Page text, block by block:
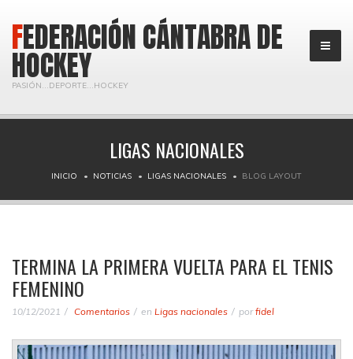
FEDERACIÓN CÁNTABRA DE
HOCKEY
PASIÓN...DEPORTE...HOCKEY
LIGAS NACIONALES
INICIO NOTICIAS LIGAS NACIONALES BLOG LAYOUT
TERMINA LA PRIMERA VUELTA PARA EL TENIS
FEMENINO
10/12/2021 Comentarios en Ligas nacionales porfidel